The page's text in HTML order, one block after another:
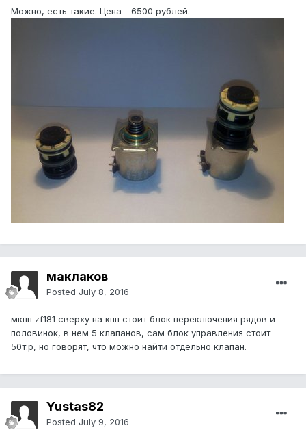
Можно, есть такие. Цена - 6500 рублей.
маклаков
Posted July 8, 2016
мкпп zf181 сверху на кпп стоит блок переключения рядов и
половинок, в нем 5 клапанов, сам блок управления стоит
50т.р, но говорят, что можно найти отдельно клапан.
Yustas82
Posted July 9, 2016